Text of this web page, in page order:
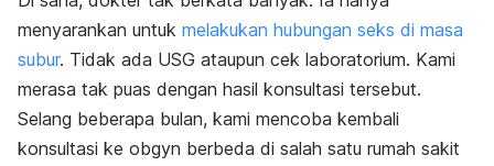
menyarankan untuk melakukan hubungan seks di masa
subur. Tidak ada USG ataupun cek laboratorium. Kami
merasa tak puas dengan hasil konsultasi tersebut.
Selang beberapa bulan, kami mencoba kembali
konsultasi ke obgyn berbeda di salah satu rumah sakit